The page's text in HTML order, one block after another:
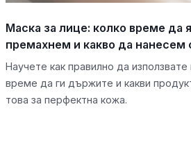
Маска за лице: колко време да
премахнем и какво да нанесем
Научете как правилно да
време да ги държите и какви
това за перфектна кожа.